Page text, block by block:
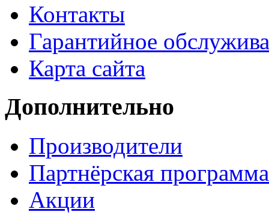
Контакты
Гарантийное
Карта сайта
Дополнительно
Производители
Партнёрская программа
Акции